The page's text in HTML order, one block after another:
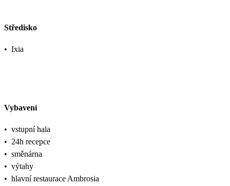
Středisko
• Ixia
Vybavení
• vstupní hala
• 24h recepce
• směnárna
• výtahy
• hlavní restaurace Ambrosia